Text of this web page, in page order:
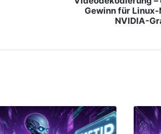
Gewinn für
NVIDIA-